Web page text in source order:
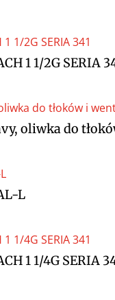
1 1/2G SERIA
oliwka do
L
1 1/4G SERIA